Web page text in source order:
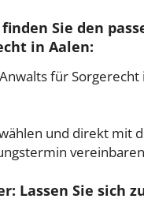
Sie den
in Aalen:
für
und direkt mit
vereinbaren
Lassen Sie sich